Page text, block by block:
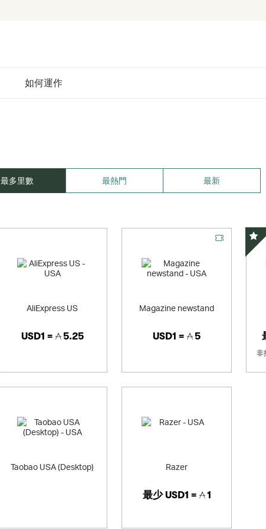
如何運作
最多里數 最熱門 最新
AliExpress US
USD1 = 5.25
Magazine newstand
USD1 = 5
非
精
Taobao USA (Desktop) Razer
最少USD1 = 1